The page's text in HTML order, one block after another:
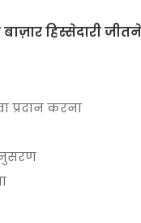
हिस्सेदारी जीतने
प्रदान करना